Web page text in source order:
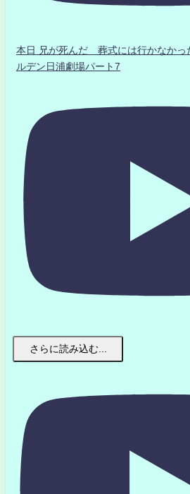
本日 兄が死んだ 葬式には行かなか
ルデン日浦劇場パート7
さらに読み込む...